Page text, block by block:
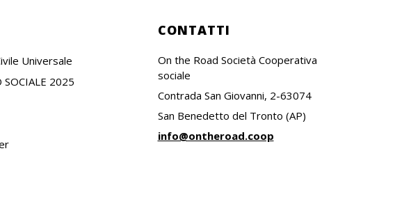
Universale
SOCIALE 2025
CONTATTI
On the Road Società Cooperativa
sociale
Contrada San Giovanni, 2-63074
San Benedetto del Tronto (AP)
info@ontheroad.coop